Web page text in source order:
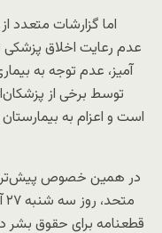
اما گزارشات متعدد
عدم رعایت اخلاق
آمیز، عدم توجه به
توسط برخی از
است و اعزام به بیمارستان
در همین خصوص پیش‌تر
قطعنامه برای حقوق بشر